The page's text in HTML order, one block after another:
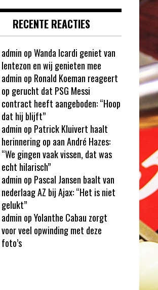
RECENTE REACTIES
admin opWanda Icardi geniet van
lentezon en wij genieten mee
admin op Ronald Koeman reageert
op gerucht dat PSG Messi
contract heeft aangeboden: “Hoop
dat hij blijft”
admin op Patrick Kluivert haalt
herinnering op aan André Hazes:
“We gingen vaak vissen, dat was
echt hilarisch”
admin op Pascal Jansen baalt van
nederlaag AZ bij Ajax: “Het is niet
gelukt”
admin opYolanthe Cabau zorgt
voor veel opwinding met deze
foto’s